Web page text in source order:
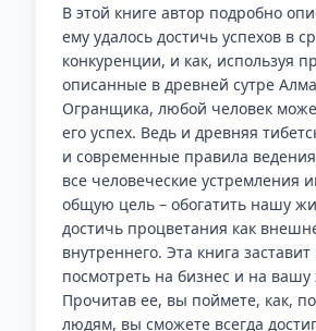
В этой книге автор подробно
ему удалось достичь успехов в
конкуренции, и как, используя
описанные в древней сутре
Огранщика, любой человек
его успех. Ведь и древняя
и современные правила
все человеческие устремления
общую цель – обогатить нашу
достичь процветания как
внутреннего. Эта книга
посмотреть на бизнес и на
Прочитав ее, вы поймете, как,
людям, вы сможете всегда